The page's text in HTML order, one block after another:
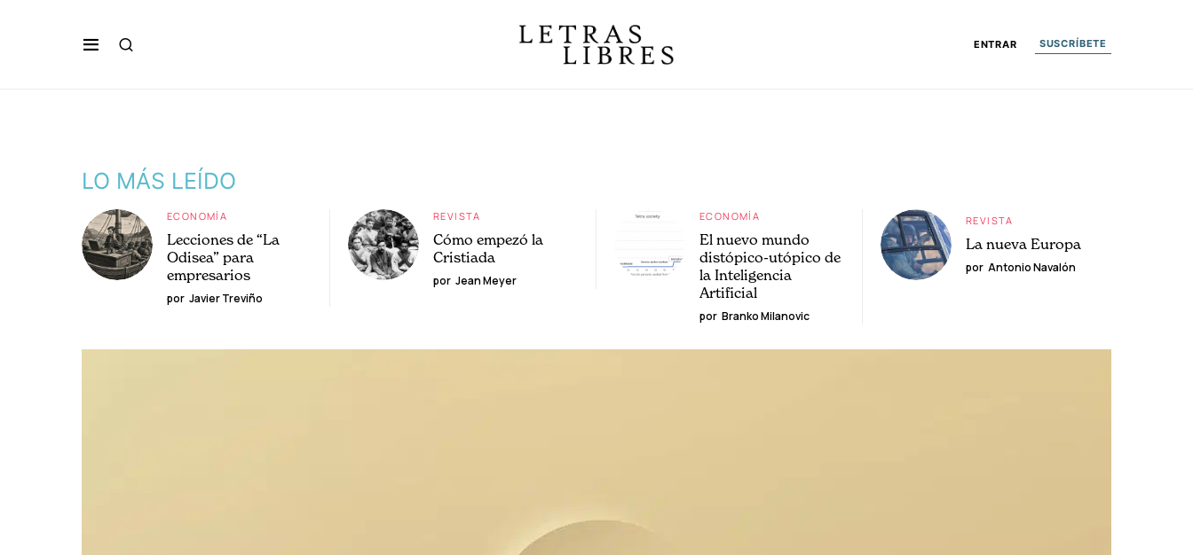
ENTRAR SUSCRÍBETE
LO MÁS LEÍDO
ECONOMÍA
Lecciones de “La
Odisea” para
empresarios
por Javier Treviño
REVISTA
Cómo empezó la
Cristiada
por Jean Meyer
ECONOMÍA
El nuevo mundo
distópico-utópico de
la Inteligencia
Artificial
por Branko Milanovic
REVISTA
La nueva Europa
por Antonio Navalón